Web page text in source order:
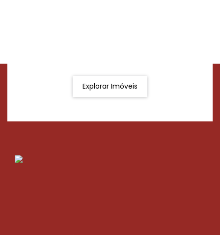
Explorar Imóveis